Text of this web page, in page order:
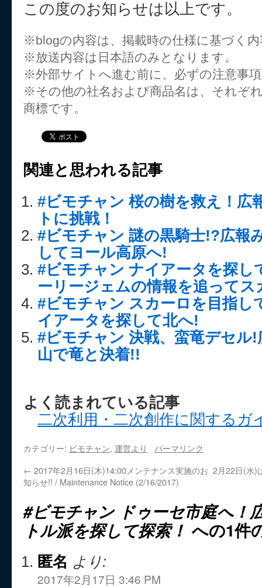
この度のお知らせは以上です。
※blogの内容は、掲載時の仕様に基づく
※放送内容は日本語のみとなります。
※外部サイトへ進む前に、必ずの注意事
※その他の社名および商品名は、それぞ
商標です。
関連と思われる記事
#ビモチャン 桜の樹を救え！広
トに挑戦！
#ビモチャン 謎の黒騎士!?広報
してヨール高原へ!
#ビモチャン ナイアータを探し
ーリージェムの情報を追ってス
#ビモチャン スカーロを目指し
イアータを探して北へ!
#ビモチャン 決戦、蛮竜デセル
山で竜と決着!!
よく読まれている記事
二次利用・二次創作に関するガ
カテゴリー: ビモチャン, 運営より
パーマリンク
← 2017年2月16日(木)14:00メンテナンス実施のお
知らせ!! / Maintenance Notice (2/16/2017)
2月22日(水)
#ビモチャン ドゥーセ市庭へ！
トル派を探して探索！ への1件
匿名 より:
2017年2月17日 3:46 PM